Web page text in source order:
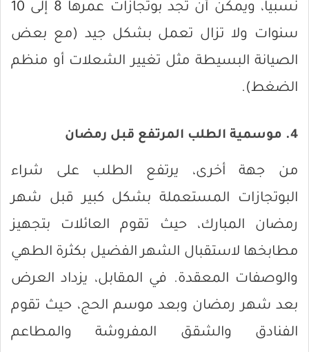
نسبياً، ويمكن أن تجد بوتجازات عمرها 8 إلى 10
سنوات ولا تزال تعمل بشكل جيد (مع بعض
الصيانة البسيطة مثل تغيير الشعلات أو منظم
الضغط).
4. موسمية الطلب المرتفع قبل رمضان
من جهة أخرى، يرتفع الطلب على شراء
البوتجازات المستعملة بشكل كبير قبل شهر
رمضان المبارك، حيث تقوم العائلات بتجهيز
مطابخها لاستقبال الشهر الفضيل بكثرة الطهي
والوصفات المعقدة. في المقابل، يزداد العرض
بعد شهر رمضان وبعد موسم الحج، حيث تقوم
الفنادق والشقق المفروشة والمطاعم